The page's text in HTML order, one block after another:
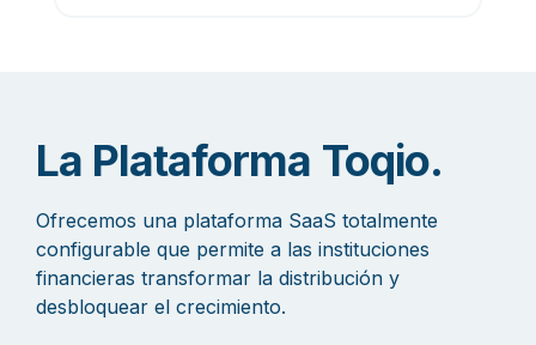
La Plataforma Toqio.
Ofrecemos una plataforma SaaS totalmente
configurable que permite a las instituciones
financieras transformar la distribución y
desbloquear el crecimiento.